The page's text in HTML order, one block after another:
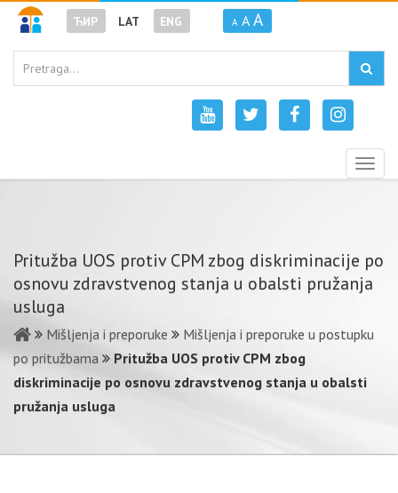
ЋИР LAT ENG A A A
Pritužba UOS protiv CPM zbog diskriminacije po
osnovu zdravstvenog stanja u obalsti pružanja
usluga
Mišljenja i preporuke
Mišljenja i preporuke u postupku
po pritužbama
Pritužba UOS protiv CPM zbog
diskriminacije po osnovu zdravstvenog stanja u obalsti
pružanja usluga